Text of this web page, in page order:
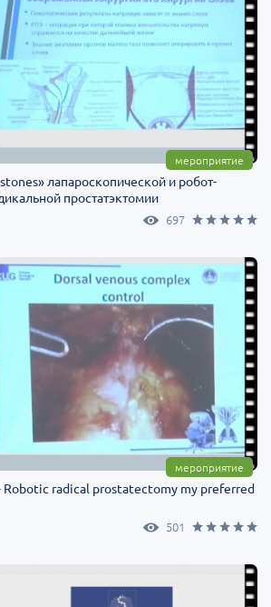
мероприятие
лапароскопической и робот-
простатэктомии
697
мероприятие
Robotic radical prostatectomy my preferred
501